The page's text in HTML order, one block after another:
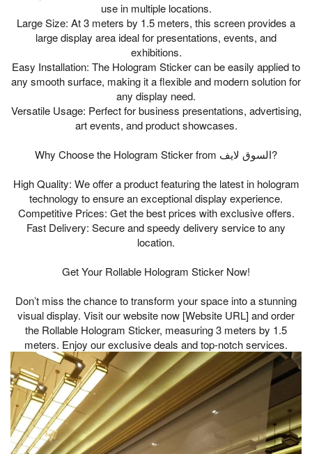
use in multiple locations.
Large Size: At 3 meters by 1.5 meters, this screen provides a
large display area ideal for presentations, events, and
exhibitions.
Easy Installation: The Hologram Sticker can be easily applied to
any smooth surface, making it a flexible and modern solution for
any display need.
Versatile Usage: Perfect for business presentations, advertising,
art events, and product showcases.
Why Choose the Hologram Sticker from السوق لايف?
High Quality: We offer a product featuring the latest in hologram
technology to ensure an exceptional display experience.
Competitive Prices: Get the best prices with exclusive offers.
Fast Delivery: Secure and speedy delivery service to any
location.
Get Your Rollable Hologram Sticker Now!
Don’t miss the chance to transform your space into a stunning
visual display. Visit our website now [Website URL] and order
the Rollable Hologram Sticker, measuring 3 meters by 1.5
meters. Enjoy our exclusive deals and top-notch services.